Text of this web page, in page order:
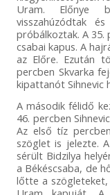
Uram. Előnye
visszahúzódtak
próbálkoztak. A 35.
csabai kapus. A
az Előre. Ezután
percben Skvarka
kipattanót Sihnevic
A második félidő
46. percben
Az első tíz
szöglet is jelezte.
sérült Bidzilya
a Békéscsaba, de
lőtte a